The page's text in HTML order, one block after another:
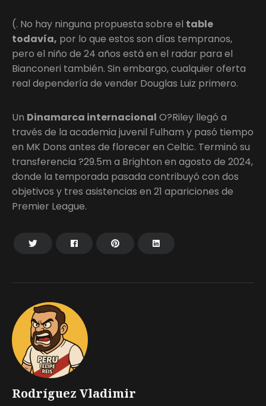
Rodríguez Vladimir
(. No hay ninguna propuesta sobre el table
todavía, por lo que estos son días tempranos,
pero el niño de 24 años está en el radar para el
Bianconeri también. Sin embargo, cualquier oferta
real dependería de vender Douglas Luiz primero.
Un Dinamarca internacional O?Riley llegó a
través de la academia juvenil Fulham y pasó tiempo
en MK Dons antes de florecer en Celtic. Terminó su
transferencia ?29.5m a Brighton en agosto de 2024,
donde la temporada pasada contribuyó con dos
objetivos y tres asistencias en 21 apariciones de
Premier League.